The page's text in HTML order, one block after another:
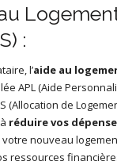
au
:
l’aide au
APL (Aide
(Allocation de
réduire vos
votre nouveau
ressources